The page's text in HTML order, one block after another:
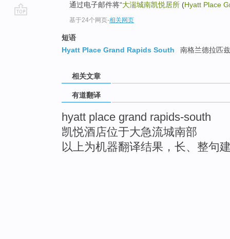
通过电子邮件将“大湍城南凯悦居所 (Hyatt Place
基于24个网页-相关网页
短语
Hyatt Place Grand Rapids South
南格兰德拉匹
相关文章
有道翻译
hyatt place grand rapids-south
凯悦酒店位于大急流城南部
以上为机器翻译结果，长、整句